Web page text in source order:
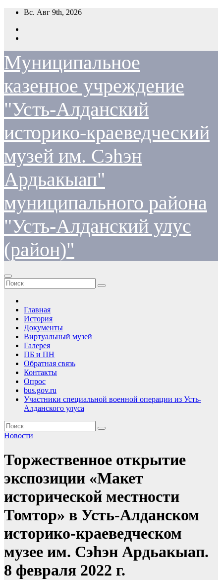
Перейти
содержимому
Вс. Авг 9th, 2026
Муниципальное
казенное учреждение
"Усть-Алданский
историко-краеведческий
музей им. Сэһэн
Ардьакыап"
муниципального района
"Усть-Алданский улус
(район)"
Главная
История
Документы
Виртуальный музей
Галерея
ПБ и ПН
Обратная связь
Контакты
Опрос
bus.gov.ru
Участники специальной военной операции из Усть-
Алданского улуса
Новости
Торжественное открытие
экспозиции «Макет
исторической местности
Томтор» в Усть-Алданском
историко-краеведческом
музее им. Сэhэн Ардьакыап.
8 февраля 2022 г.